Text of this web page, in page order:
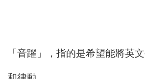
「音躍」，指的是希望能將英